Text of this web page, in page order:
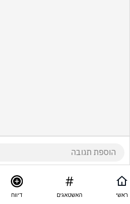
ראשי האשטאגים דיווח